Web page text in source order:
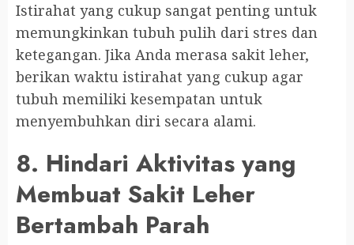
Istirahat yang cukup sangat penting untuk
memungkinkan tubuh pulih dari stres dan
ketegangan. Jika Anda merasa sakit leher,
berikan waktu istirahat yang cukup agar
tubuh memiliki kesempatan untuk
menyembuhkan diri secara alami.
8. Hindari Aktivitas yang
Membuat Sakit Leher
Bertambah Parah